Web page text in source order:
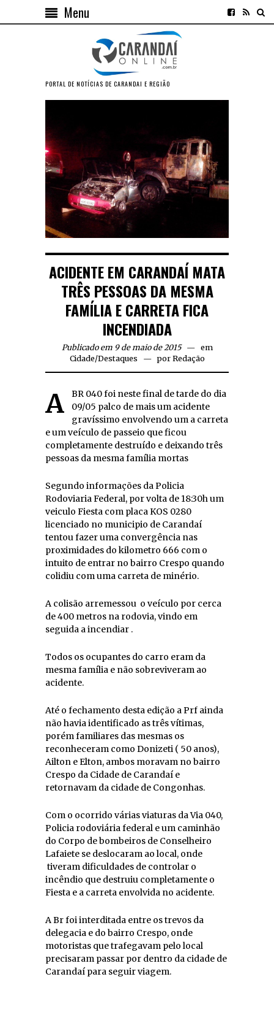
Menu
PORTAL DE NOTÍCIAS DE CARANDAI E REGIÃO
ACIDENTE EM CARANDAÍ MATA
TRÊS PESSOAS DA MESMA
FAMÍLIA E CARRETA FICA
INCENDIADA
Publicado em 9 de maio de 2015
em
Cidade/Destaques por Redação
A BR 040 foi neste final de tarde do dia
09/05 palco de mais um acidente
gravíssimo envolvendo um a carreta
e um veículo de passeio que ficou
completamente destruído e deixando três
pessoas da mesma família mortas
Segundo informações da Policia
Rodoviaria Federal, por volta de 18:30h um
veiculo Fiesta com placa KOS 0280
licenciado no municipio de Carandaí
tentou fazer uma convergência nas
proximidades do kilometro 666 com o
intuito de entrar no bairro Crespo quando
colidiu com uma carreta de minério.
A colisão arremessou o veículo por cerca
de 400 metros na rodovia, vindo em
seguida a incendiar .
Todos os ocupantes do carro eram da
mesma família e não sobreviveram ao
acidente.
Até o fechamento desta edição a Prf ainda
não havia identificado as três vítimas,
porém familiares das mesmas os
reconheceram como Donizeti ( 50 anos),
Ailton e Elton, ambos moravam no bairro
Crespo da Cidade de Carandaí e
retornavam da cidade de Congonhas.
Com o ocorrido várias viaturas da Via 040,
Policia rodoviária federal e um caminhão
do Corpo de bombeiros de Conselheiro
Lafaiete se deslocaram ao local, onde
tiveram dificuldades de controlar o
incêndio que destruiu completamente o
Fiesta e a carreta envolvida no acidente.
A Br foi interditada entre os trevos da
delegacia e do bairro Crespo, onde
motoristas que trafegavam pelo local
precisaram passar por dentro da cidade de
Carandaí para seguir viagem.